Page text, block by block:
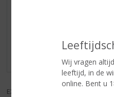
Wij vragen
leeftijd, in de
online. Bent u
EXCL. BTW